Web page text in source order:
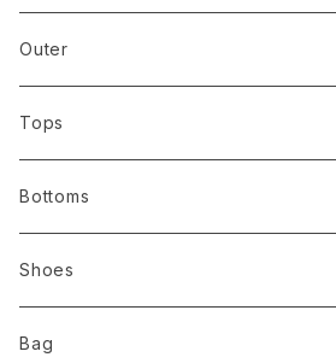
AXESQUIN / アクシーズクイン
abokika アボキカ
ALWEL オルウェル
Bring ブリング
comm.arch. コムアーチ
Bring
chaoras
HOUDINI
GOSSAMER GEAR
Nruc
トップス
ボトムス
シューズ
バッグ
服飾雑貨
アウター
トップス
ボトムス
シューズ
バッグ
Outer
Tops
Bottoms
Shoes
Bag